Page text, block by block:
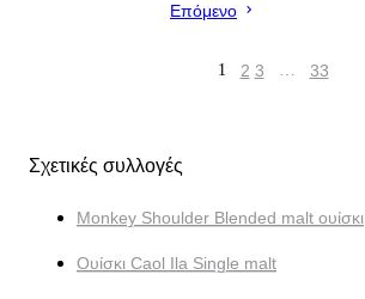
Επόμενο
1 2 3 … 33
Σχετικές συλλογές
Monkey Shoulder Blended malt ουίσκι
Ουίσκι Caol Ila Single malt